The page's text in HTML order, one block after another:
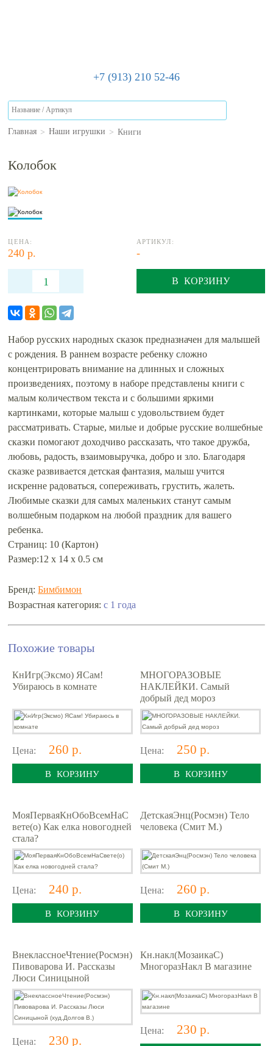
+7 (913) 210 52-46
Главная > Наши игрушки > Книги
Колобок
ЦЕНА:
240 р.
АРТИКУЛ:
-
В КОРЗИНУ
Набор русских народных сказок предназначен для малышей
с рождения. В раннем возрасте ребенку сложно
концентрировать внимание на длинных и сложных
произведениях, поэтому в наборе представлены книги с
малым количеством текста и с большими яркими
картинками, которые малыш с удовольствием будет
рассматривать. Старые, милые и добрые русские волшебные
сказки помогают доходчиво рассказать, что такое дружба,
любовь, радость, взаимовыручка, добро и зло. Благодаря
сказке развивается детская фантазия, малыш учится
искренне радоваться, сопереживать, грустить, жалеть.
Любимые сказки для самых маленьких станут самым
волшебным подарком на любой праздник для вашего
ребенка.
Страниц: 10 (Картон)
Размер:12 х 14 х 0.5 см
Бренд:Бимбимон
Возрастная категория:с 1 года
Похожие товары
КнИгр(Эксмо) ЯСам!
Убираюсь в комнате
Цена: 260 р.
В КОРЗИНУ
МНОГОРАЗОВЫЕ
НАКЛЕЙКИ. Самый
добрый дед мороз
Цена: 250 р.
В КОРЗИНУ
МояПерваяКнОбоВсемНаС
вете(о) Как елка новогодней
стала?
Цена: 240 р.
В КОРЗИНУ
ДетскаяЭнц(Росмэн) Тело
человека (Смит М.)
Цена: 260 р.
В КОРЗИНУ
ВнеклассноеЧтение(Росмэн)
Пивоварова И. Рассказы
Люси Синицыной
(худ.Долгов В.)
Цена: 230 р.
Кн.накл(МозаикаС)
МногоразНакл В магазине
Цена: 230 р.